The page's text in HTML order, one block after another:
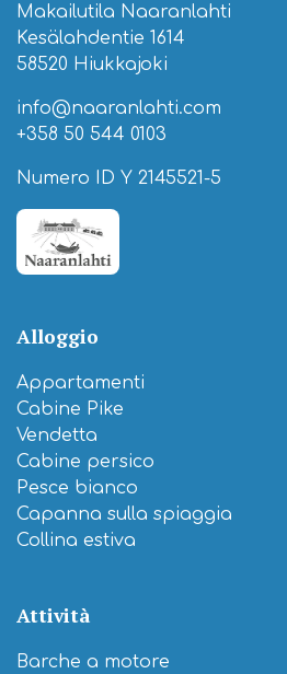
Makailutila Naaranlahti
Kesälahdentie 1614
58520 Hiukkajoki
info@naaranlahti.com
+358 50 544 0103
Numero ID Y 2145521-5
Alloggio
Appartamenti
Cabine Pike
Vendetta
Cabine persico
Pesce bianco
Capanna sulla spiaggia
Collina estiva
Attività
Barche a motore